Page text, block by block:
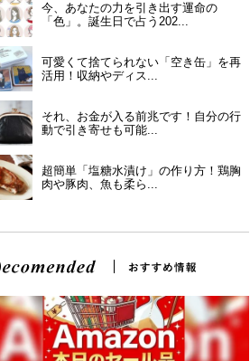
今、あなたの力を引き出す運命の
「色」。誕生日で占う202...
可愛くて捨てられない「空き缶」を再
活用！収納やディス...
それ、お金が入る前兆です！自分の行
動で引き寄せも可能...
超簡単「塩糖水漬け」の作り方！鶏胸
肉や豚肉、魚も柔ら...